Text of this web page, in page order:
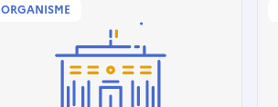
ORGANISME